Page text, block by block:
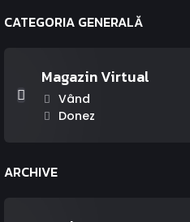
CATEGORIA GENERALĂ
Magazin Virtual
Vând
Donez
ARCHIVE